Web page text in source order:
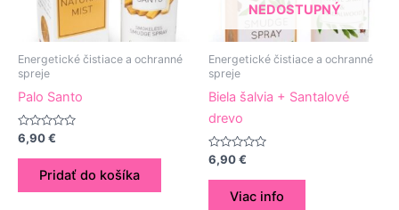
Energetické čistiace a ochranné
spreje
Palo Santo
Hodnotenie
z
6,90€
Pridať do košíka
NEDOSTUPNÝ
Energetické čistiace a ochranné
spreje
Biela šalvia + Santalové
drevo
Hodnotenie
z
6,90€
Viac info